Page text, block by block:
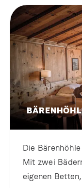
Die
Mit zwei
eigenen